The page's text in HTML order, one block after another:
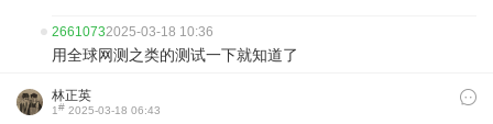
26610732025-03-18 10:36
用全球网测之类的测试一下就知道了
林正英
1# 2025-03-18 06:43